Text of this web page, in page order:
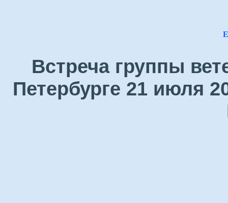
Встреча группы
Петербурге 21 июля